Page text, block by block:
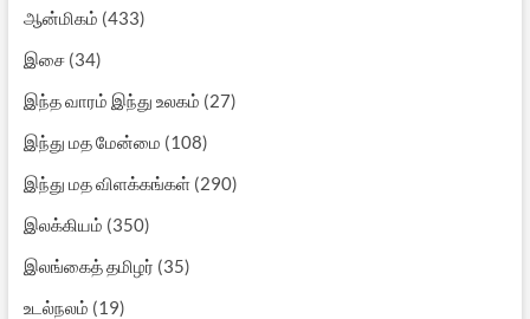
ஆன்மிகம் (433)
இசை(34)
இந்த வாரம் இந்து உலகம் (27)
இந்து மத மேன்மை (108)
இந்து மத விளக்கங்கள்(290)
இலக்கியம் (350)
இலங்கைத் தமிழர் (35)
உடல்நலம் (19)